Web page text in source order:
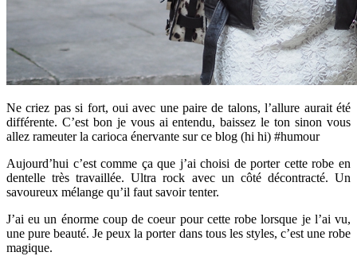
Ne criez pas si fort, oui avec une paire de talons, l’allure aurait été
différente. C’est bon je vous ai entendu, baissez le ton sinon vous
allez rameuter la carioca énervante sur ce blog (hi hi) #humour
Aujourd’hui c’est comme ça que j’ai choisi de porter cette robe en
dentelle très travaillée. Ultra rock avecun côté décontracté. Un
savoureux mélange qu’il faut savoir tenter.
J’ai eu un énorme coup de coeur pour cette robe lorsque je l’ai vu,
une pure beauté. Je peux la porter dans tous les styles, c’est une robe
magique.